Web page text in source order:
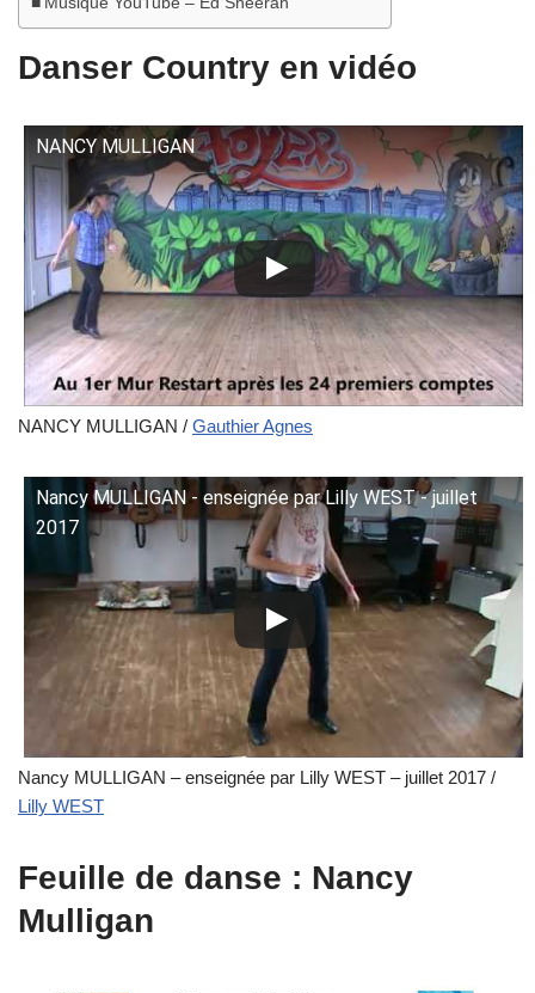
Danser Country en vidéo
NANCY MULLIGAN
NANCY MULLIGAN / Gauthier Agnes
Nancy MULLIGAN - enseignée par Lilly WEST - juillet
2017
Nancy MULLIGAN – enseignée par Lilly WEST – juillet 2017 /
Lilly WEST
Feuille de danse : Nancy
Mulligan